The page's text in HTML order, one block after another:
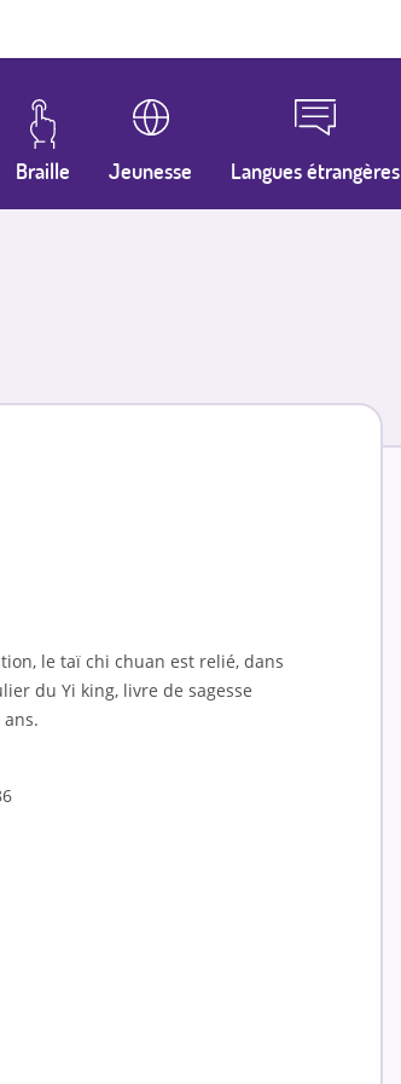
Braille Jeunesse Langues étrangères
le taï chi chuan est relié, dans
du Yi king, livre de sagesse